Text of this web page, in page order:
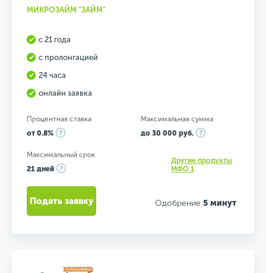
МИКРОЗАЙМ "ЗАЙМ"
с 21 года
с пролонгацией
24 часа
онлайн заявка
Процентная ставка
от 0.8%
Максимальная сумма
до 30 000 руб.
Максимальный срок
21 дней
Другие продукты
МФО 1
Одобрение 5 минут
Подать заявку